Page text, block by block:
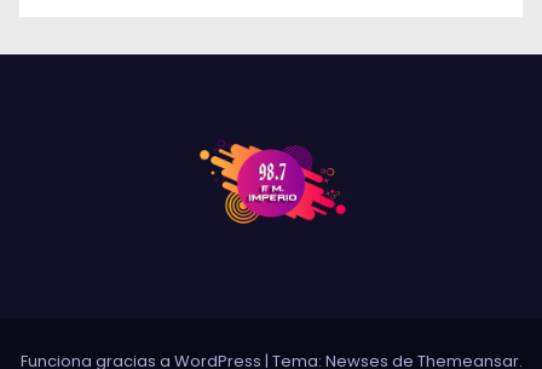
Funciona gracias a WordPress | Tema: Newses de Themeansar.